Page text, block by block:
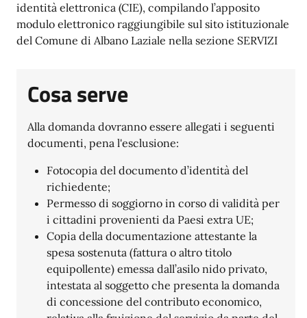
identità elettronica (CIE), compilando l’apposito
modulo elettronico raggiungibile sul sito istituzionale
del Comune di Albano Laziale nella sezione SERVIZI
Cosa serve
Alla domanda dovranno essere allegati i seguenti
documenti, pena l'esclusione:
Fotocopia del documento d’identità del
richiedente;
Permesso di soggiorno in corso di validità per
i cittadini provenienti da Paesi extra UE;
Copia della documentazione attestante la
spesa sostenuta (fattura o altro titolo
equipollente) emessa dall’asilo nido privato,
intestata al soggetto che presenta la domanda
di concessione del contributo economico,